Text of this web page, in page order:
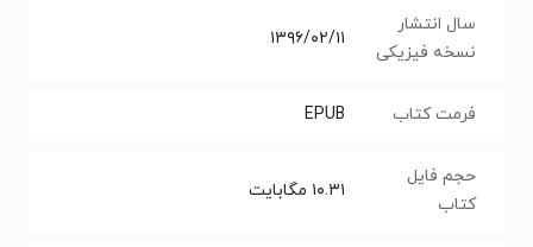
سال انتشار
نسخه فیزیکی
۱۳۹۶/۰۲/۱۱
فرمت کتاب EPUB
حجم فایل
کتاب
۱۰.۳۱ مگابایت